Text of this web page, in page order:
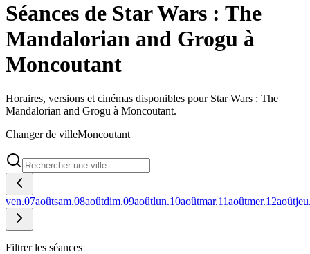
Séances de Star Wars : The
Mandalorian and Grogu à
Moncoutant
Horaires, versions et cinémas disponibles pour Star Wars : The
Mandalorian and Grogu à Moncoutant.
Changer de villeMoncoutant
ven.07aoûtsam.08aoûtdim.09aoûtlun.10aoûtmar.11aoûtmer.12août
Filtrer les séances